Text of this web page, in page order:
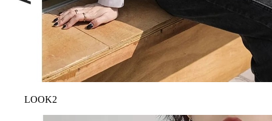
LOOK2